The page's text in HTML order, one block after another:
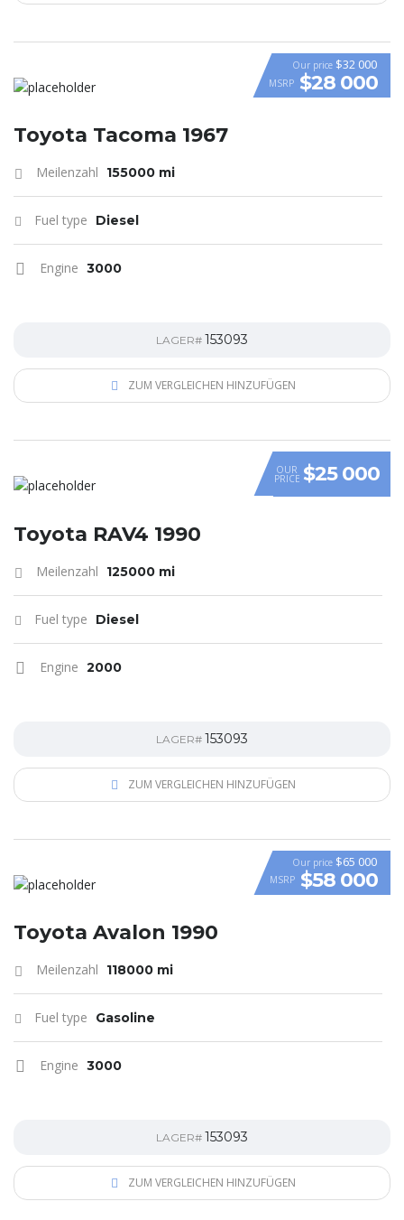
Our price $32 000
MSRP $28 000
Toyota Tacoma 1967
Meilenzahl 155000 mi
Fuel type Diesel
Engine 3000
LAGER# 153093
ZUM VERGLEICHEN HINZUFÜGEN
OUR
PRICE $25 000
Toyota RAV4 1990
Meilenzahl 125000 mi
Fuel type Diesel
Engine 2000
LAGER# 153093
ZUM VERGLEICHEN HINZUFÜGEN
VIDEO
Our price $65 000
MSRP $58 000
Toyota Avalon 1990
Meilenzahl 118000 mi
Fuel type Gasoline
Engine 3000
LAGER# 153093
ZUM VERGLEICHEN HINZUFÜGEN